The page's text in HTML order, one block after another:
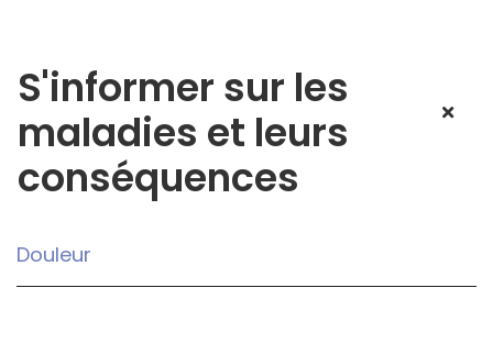
S'informer sur les
maladies et leurs
conséquences
Douleur